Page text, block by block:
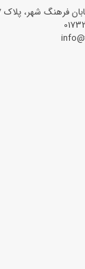
شهر، پلاک 17، طبقه: همکف،